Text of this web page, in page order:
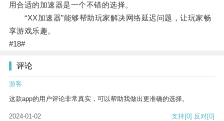
用合适的加速器是一个不错的选择。
“XX加速器”能够帮助玩家解决网络延迟问题，让玩家畅
享游戏乐趣。
#18#
评论
游客
这款app的用户评论非常真实，可以帮助我做出更准确的选择。
2024-01-02 支持[0] 反对[0]